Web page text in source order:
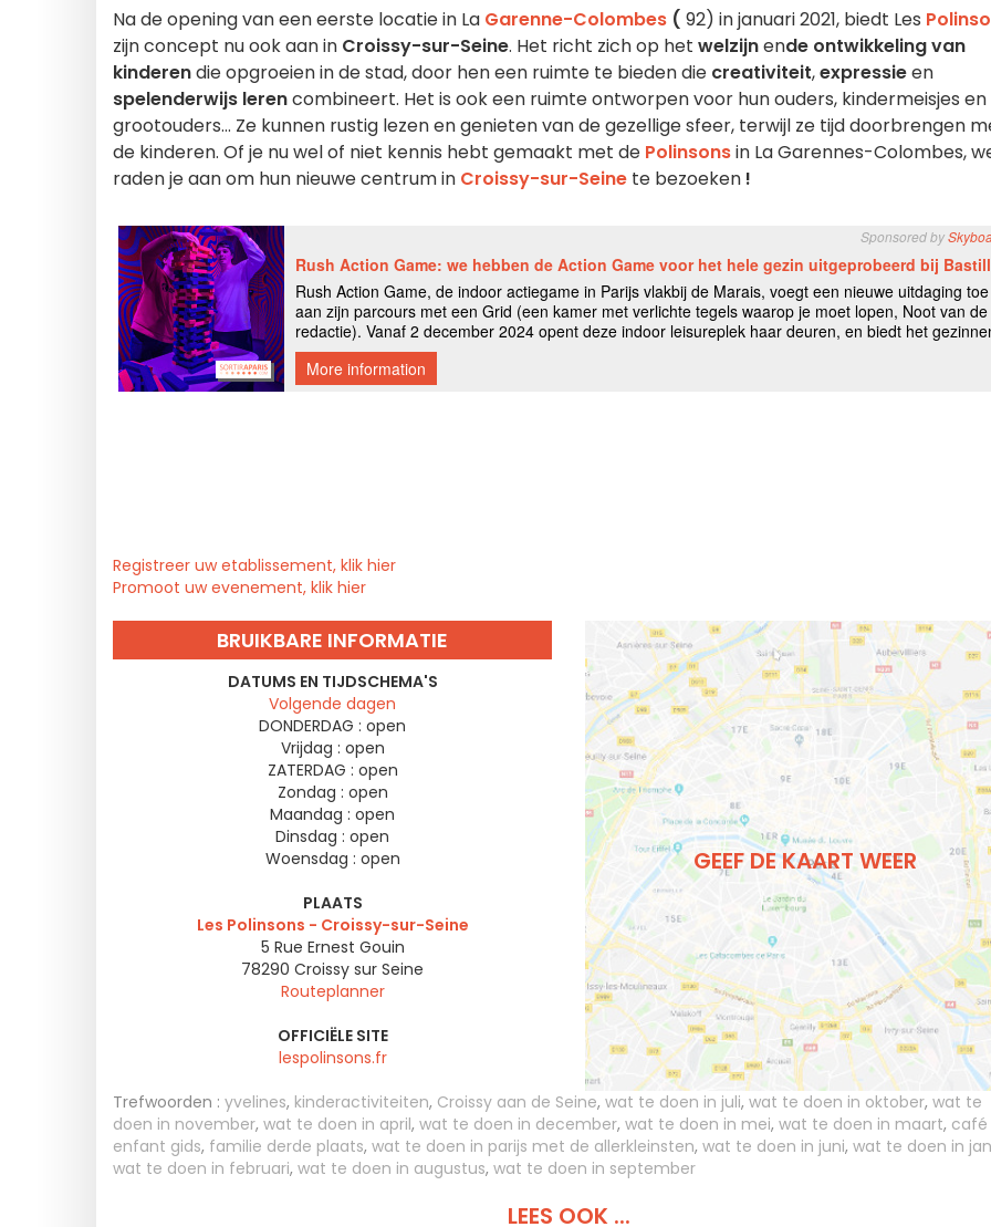
Na de opening van een eerste locatie in La Garenne-Colombes ( 92) in januari 2021, biedt Les
zijn concept nu ook aan in Croissy-sur-Seine. Het richt zich op het welzijnende ontwikkeling van
kinderendie opgroeien in de stad, door hen een ruimte te bieden die creativiteit,expressieen
spelenderwijs lerencombineert. Het is ook een ruimte ontworpen voor hun ouders, kindermeisjes en
grootouders... Ze kunnen rustig lezen en genieten van de gezellige sfeer, terwijl ze tijd doorbrengen
de kinderen. Of je nu wel of niet kennis hebt gemaakt met de Polinsonsin La Garennes-Colombes,
raden je aan om hun nieuwe centrum in Croissy-sur-Seine te bezoeken !
Registreer uw etablissement, klik hier
Promoot uw evenement, klik hier
BRUIKBARE INFORMATIE
DATUMS EN TIJDSCHEMA'S
Volgende dagen
DONDERDAG : open
Vrijdag : open
ZATERDAG : open
Zondag : open
Maandag : open
Dinsdag : open
Woensdag : open
PLAATS
Les Polinsons - Croissy-sur-Seine
5 Rue Ernest Gouin
78290 Croissy sur Seine
Routeplanner
OFFICIËLE SITE
lespolinsons.fr
GEEF DE KAART WEER
Trefwoorden : yvelines, kinderactiviteiten, Croissy aan de Seine, wat te doen in juli, wat te doen in oktober, wat te
doen in november, wat te doen in april, wat te doen in december, wat te doen in mei, wat te doen in maart, café
enfant gids, familie derde plaats, wat te doen in parijs met de allerkleinsten, wat te doen in juni, wat te doen in
wat te doen in februari, wat te doen in augustus, wat te doen in september
LEES OOK ...